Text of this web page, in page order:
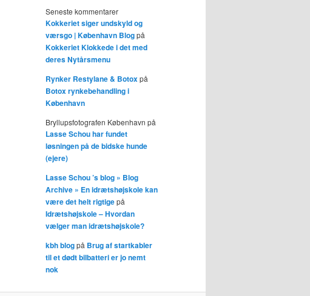
Seneste kommentarer
Kokkeriet siger undskyld og
værsgo | København Blogpå
Kokkeriet Klokkede i det med
deres Nytårsmenu
Rynker Restylane & Botoxpå
Botox rynkebehandling i
København
Bryllupsfotografen København på
Lasse Schou har fundet
løsningen på de bidske hunde
(ejere)
Lasse Schou ’s blog » Blog
Archive » En idrætshøjskole kan
være det helt rigtigepå
Idrætshøjskole – Hvordan
vælger man idrætshøjskole?
kbh blogpå Brug af startkabler
til et dødt bilbatteri er jo nemt
nok